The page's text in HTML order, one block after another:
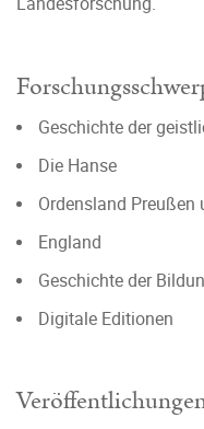
Geschichte der
Die Hanse
Ordensland Preußen
England
Geschichte der
Digitale Editionen